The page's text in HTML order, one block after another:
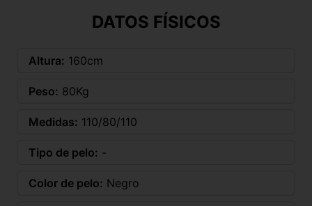
DATOS FÍSICOS
Altura: 160cm
Peso: 80Kg
Medidas: 110/80/110
Tipo de pelo: -
Color de pelo: Negro